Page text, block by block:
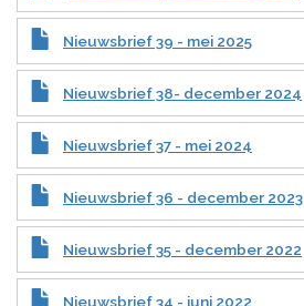
Nieuwsbrief 39 - mei 2025
Nieuwsbrief 38- december 2024
Nieuwsbrief 37 - mei 2024
Nieuwsbrief 36 - december 2023
Nieuwsbrief 35 - december 2022
Nieuwsbrief 34 - juni 2022